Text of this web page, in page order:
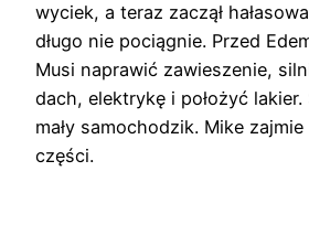
wyciek, a teraz zaczął
długo nie pociągnie. Przed
Musi naprawić zawieszenie,
dach, elektrykę i położyć lakier.
mały samochodzik. Mike
części.